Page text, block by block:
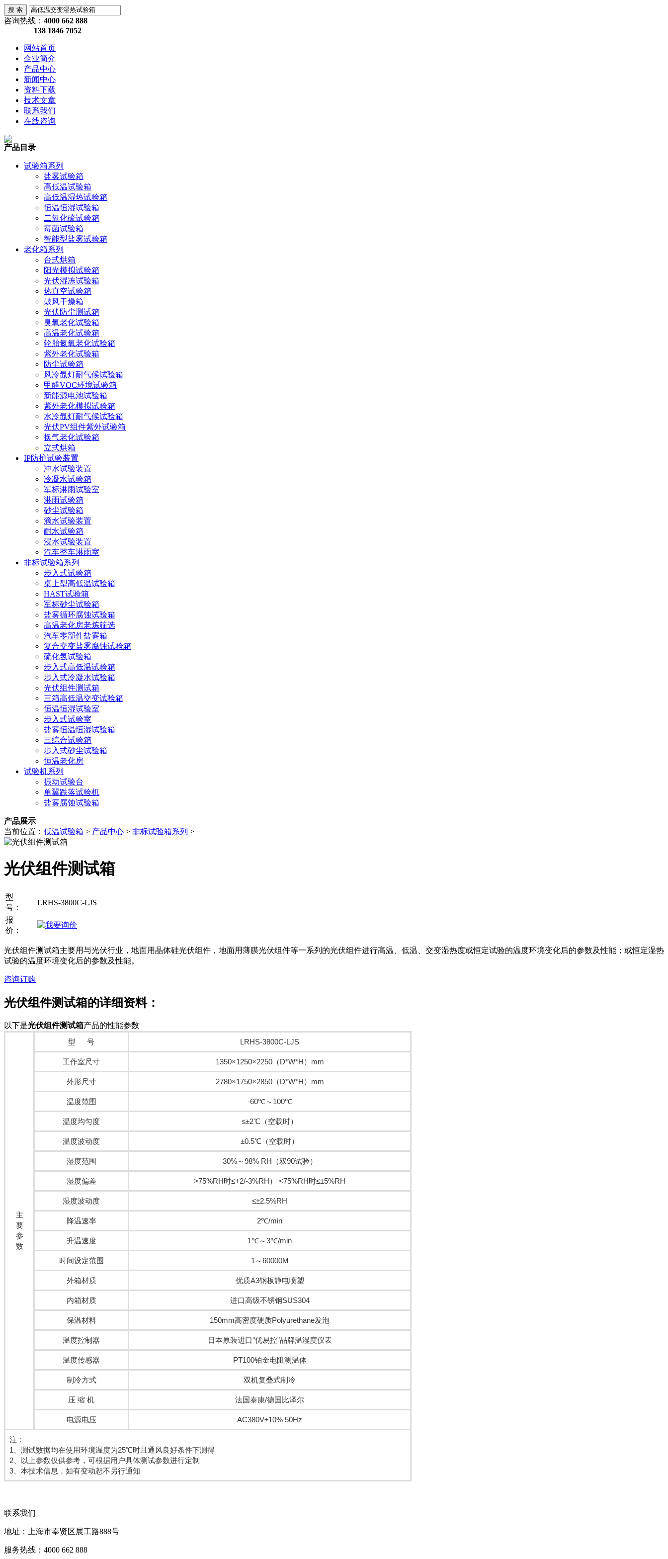
咨询热线： 4000 662 888
138 1846 7052
网站首页
企业简介
产品中心
新闻中心
资料下载
技术文章
联系我们
在线咨询
产品目录
试验箱系列
盐雾试验箱
高低温试验箱
高低温湿热试验箱
恒温恒湿试验箱
二氧化硫试验箱
霉菌试验箱
智能型盐雾试验箱
老化箱系列
台式烘箱
阳光模拟试验箱
光伏湿冻试验箱
热真空试验箱
鼓风干燥箱
光伏防尘测试箱
臭氧老化试验箱
高温老化试验箱
轮胎氮氧老化试验箱
紫外老化试验箱
防尘试验箱
风冷氙灯耐气候试验箱
甲醛VOC环境试验箱
新能源电池试验箱
紫外老化模拟试验箱
水冷氙灯耐气候试验箱
光伏PV组件紫外试验箱
换气老化试验箱
立式烘箱
IP防护试验装置
冲水试验装置
冷凝水试验箱
军标淋雨试验室
淋雨试验箱
砂尘试验箱
滴水试验装置
耐水试验箱
浸水试验装置
汽车整车淋雨室
非标试验箱系列
步入式试验箱
桌上型高低温试验箱
HAST试验箱
军标砂尘试验箱
盐雾循环腐蚀试验箱
高温老化房老炼筛选
汽车零部件盐雾箱
复合交变盐雾腐蚀试验箱
硫化氢试验箱
步入式高低温试验箱
步入式冷凝水试验箱
光伏组件测试箱
三箱高低温交变试验箱
恒温恒湿试验室
步入式试验室
盐雾恒温恒湿试验箱
三综合试验箱
步入式砂尘试验箱
恒温老化房
试验机系列
振动试验台
单翼跌落试验机
盐雾腐蚀试验箱
产品展示
当前位置： 低温试验箱 > 产品中心 > 非标试验箱系列 >
光伏组件测试箱
型
号：
LRHS-3800C-LJS
报
价：
光伏组件测试箱主要用与光伏行业，地面用晶体硅光伏组件，地面用薄膜光伏组件等一系列的光伏组件进行高温、低温、交变湿热度或恒定试验的温度环境变化后的参数及性能；或恒定湿热
试验的温度环境变化后的参数及性能。
咨询订购
光伏组件测试箱的详细资料：
以下是光伏组件测试箱产品的性能参数
主
要
参
数
型 号 LRHS-3800C-LJS
工作室尺寸 1350×1250×2250（D*W*H）mm
外形尺寸 2780×1750×2850（D*W*H）mm
温度范围 -60℃～100℃
温度均匀度 ≤±2℃（空载时）
温度波动度 ±0.5℃（空载时）
湿度范围 30%～98% RH（双90试验）
湿度偏差 >75%RH时≤+2/-3%RH） <75%RH时≤±5%RH
湿度波动度 ≤±2.5%RH
降温速率 2℃/min
升温速度 1℃～3℃/min
时间设定范围 1～60000M
外箱材质 优质A3钢板静电喷塑
内箱材质 进口高级不锈钢SUS304
保温材料 150mm高密度硬质Polyurethane发泡
温度控制器 日本原装进口“优易控”品牌温湿度仪表
温度传感器 PT100铂金电阻测温体
制冷方式 双机复叠式制冷
压 缩 机 法国泰康/德国比泽尔
电源电压 AC380V±10% 50Hz
注：
1、测试数据均在使用环境温度为25℃时且通风良好条件下测得
2、以上参数仅供参考，可根据用户具体测试参数进行定制
3、本技术信息，如有变动恕不另行通知
联系我们
地址：上海市奉贤区展工路888号
服务热线：4000 662 888